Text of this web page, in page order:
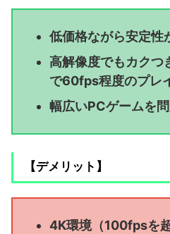
低価格ながら安定性
高解像度でもカクつ
で60fps程度のプレ
幅広いPCゲームを
【デメリット】
4K環境（100fpsを